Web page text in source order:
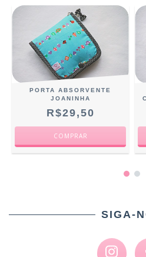
PORTA ABSORVENTE
JOANINHA
R$29,50
SIGA-